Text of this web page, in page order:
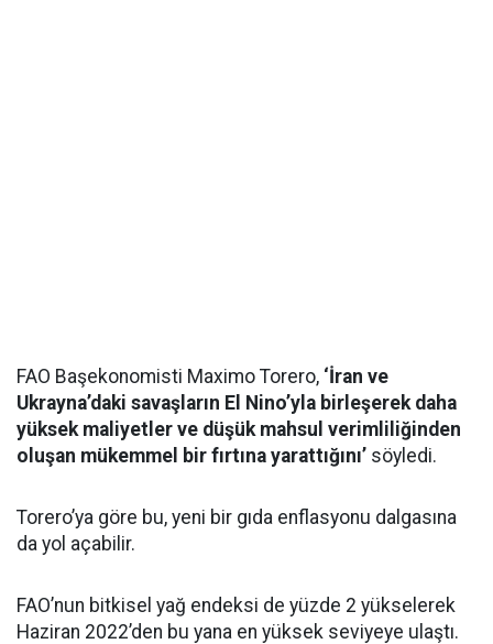
FAO Başekonomisti Maximo Torero, ‘İran ve
Ukrayna’daki savaşların El Nino’yla birleşerek daha
yüksek maliyetler ve düşük mahsul verimliliğinden
oluşan mükemmel bir fırtına yarattığını’ söyledi.
Torero’ya göre bu, yeni bir gıda enflasyonu dalgasına
da yol açabilir.
FAO’nun bitkisel yağ endeksi de yüzde 2 yükselerek
Haziran 2022’den bu yana en yüksek seviyeye ulaştı.